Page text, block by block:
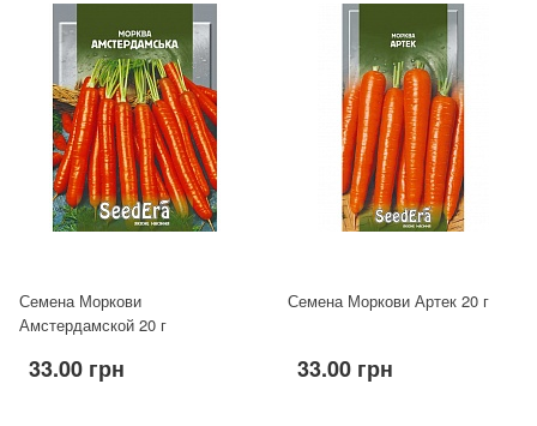
Семена Моркови
Амстердамской 20 г
33.00 грн
Семена Моркови Артек 20 г
33.00 грн